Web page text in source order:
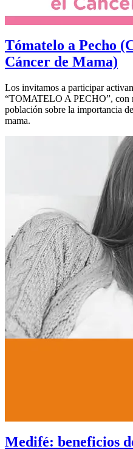
Tómatelo a Pecho
Cáncer de Mama)
Los invitamos a participar
“TOMATELO A PECHO”, con
población sobre la importancia
mama.
Medifé: beneficios